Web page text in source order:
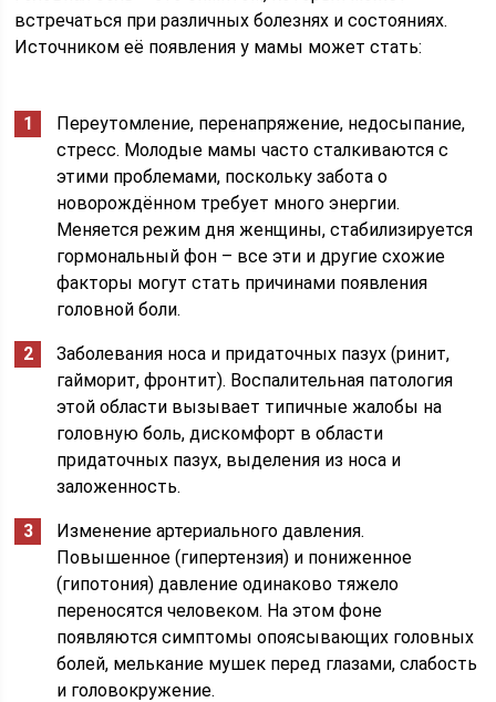
встречаться при различных болезнях и состояниях.
Источником её появления у мамы может стать:
Переутомление, перенапряжение, недосыпание,
стресс. Молодые мамы часто сталкиваются с
этими проблемами, поскольку забота о
новорождённом требует много энергии.
Меняется режим дня женщины, стабилизируется
гормональный фон – все эти и другие схожие
факторы могут стать причинами появления
головной боли.
Заболевания носа и придаточных пазух (ринит,
гайморит, фронтит). Воспалительная патология
этой области вызывает типичные жалобы на
головную боль, дискомфорт в области
придаточных пазух, выделения из носа и
заложенность.
Изменение артериального давления.
Повышенное (гипертензия) и пониженное
(гипотония) давление одинаково тяжело
переносятся человеком. На этом фоне
появляются симптомы опоясывающих головных
болей, мелькание мушек­ перед глазами, слабость
и головокружение.